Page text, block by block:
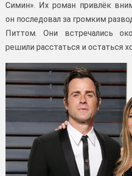
Симин». Их роман привлёк
он последовал за громким
Питтом. Они встречались
решили расстаться и остаться